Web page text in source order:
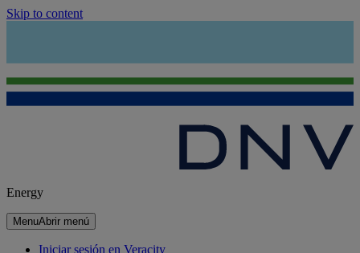
Skip to content
Energy
MenuAbrir menú
Iniciar sesión en Veracity